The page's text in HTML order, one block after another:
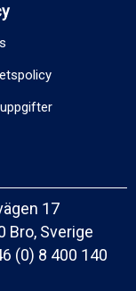
17
Bro, Sverige
(0) 8 400 140